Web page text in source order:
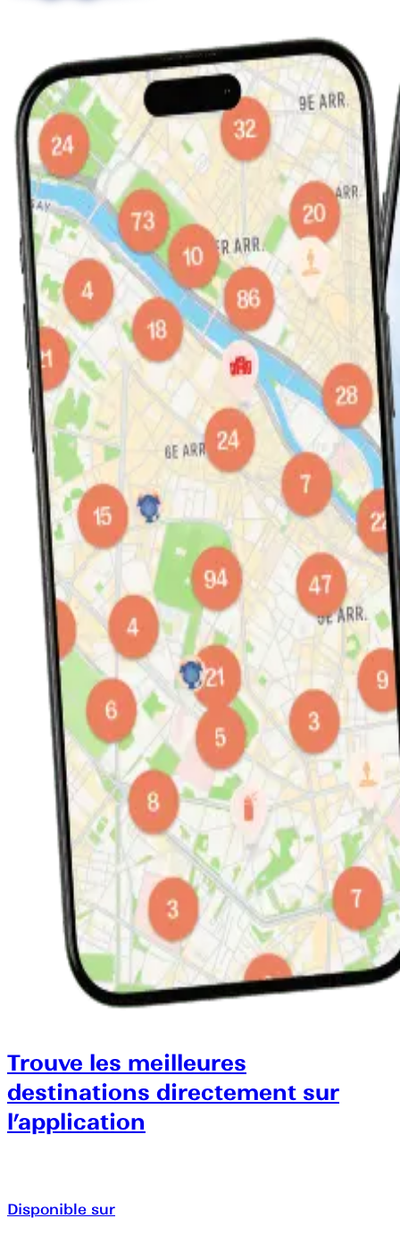
Trouve les meilleures
destinations directement sur
l’application
Disponible sur